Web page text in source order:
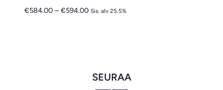
€584.00 – €594.00Hintaluokka:
Sis. alv 25.5%
SEURAA